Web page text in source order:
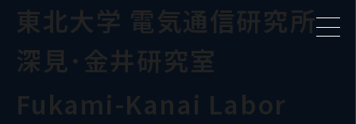
東北大学 電気通信研究所
深見･金井研究室
Fukami-Kanai Labor